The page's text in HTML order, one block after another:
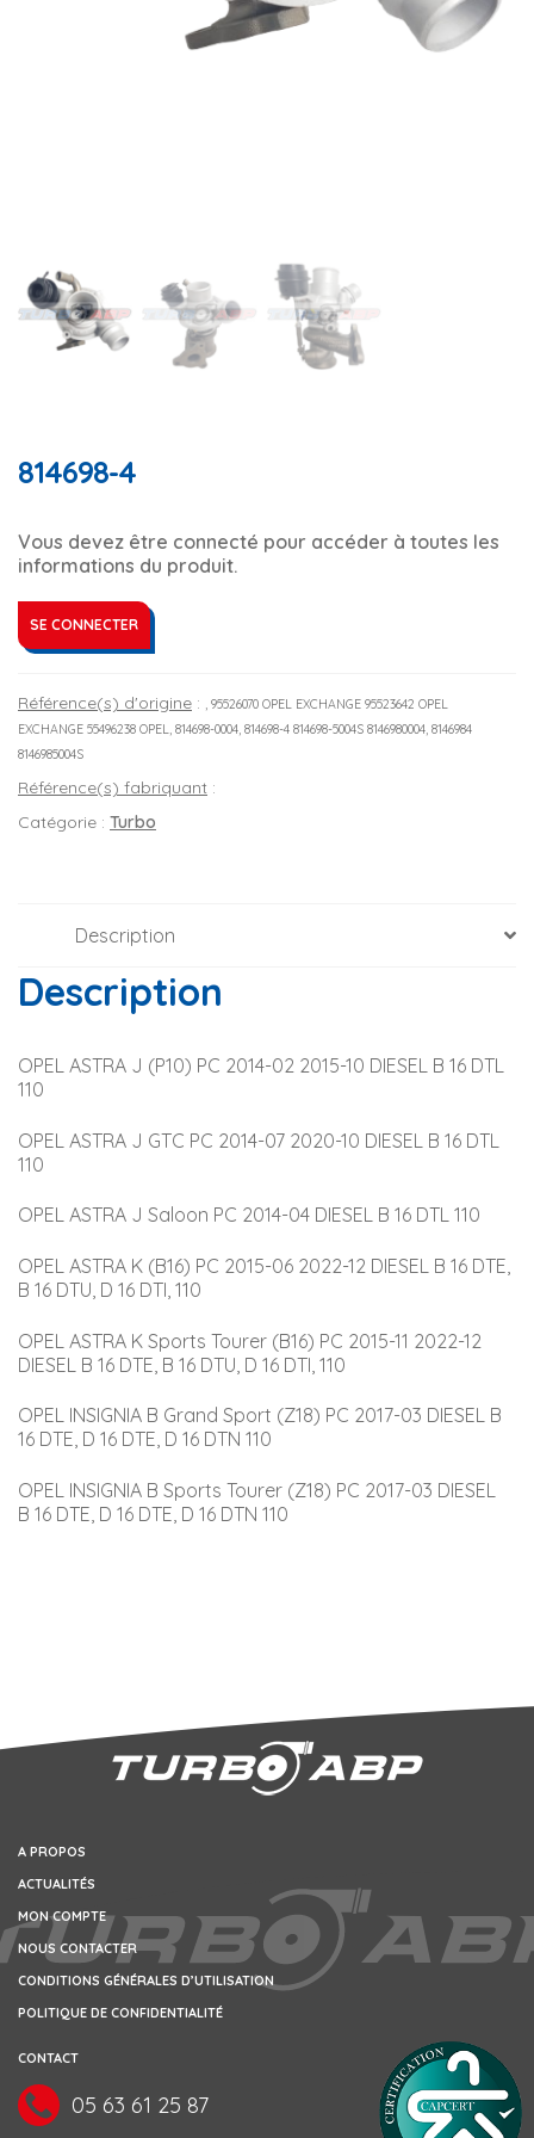
814698-4
Vous devez être connecté pour accéder à toutes les
informations du produit.
SE CONNECTER
Référence(s) d'origine : , 95526070 OPEL EXCHANGE 95523642 OPEL
EXCHANGE 55496238 OPEL, 814698-0004, 814698-4 814698-5004S 8146980004, 8146984
8146985004S
Référence(s) fabriquant :
Catégorie : Turbo
Description
Description
OPEL ASTRA J (P10) PC 2014-02 2015-10 DIESEL B 16 DTL
110
OPEL ASTRA J GTC PC 2014-07 2020-10 DIESEL B 16 DTL
110
OPEL ASTRA J Saloon PC 2014-04 DIESEL B 16 DTL 110
OPEL ASTRA K (B16) PC 2015-06 2022-12 DIESEL B 16 DTE,
B 16 DTU, D 16 DTI, 110
OPEL ASTRA K Sports Tourer (B16) PC 2015-11 2022-12
DIESEL B 16 DTE, B 16 DTU, D 16 DTI, 110
OPEL INSIGNIA B Grand Sport (Z18) PC 2017-03 DIESEL B
16 DTE, D 16 DTE, D 16 DTN 110
OPEL INSIGNIA B Sports Tourer (Z18) PC 2017-03 DIESEL
B 16 DTE, D 16 DTE, D 16 DTN 110
A PROPOS
ACTUALITÉS
MON COMPTE
NOUS CONTACTER
CONDITIONS GÉNÉRALES D’UTILISATION
POLITIQUE DE CONFIDENTIALITÉ
CONTACT
05 63 61 25 87